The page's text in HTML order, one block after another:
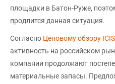
площадки в Батон-Руже,
продлится данная ситуация.
Согласно Ценовому обзору
активность на российском
компании продолжают
материальные запасы.